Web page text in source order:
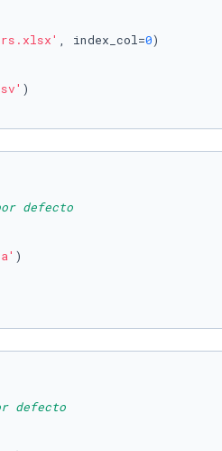
, index_col=0)
)
defecto
defecto